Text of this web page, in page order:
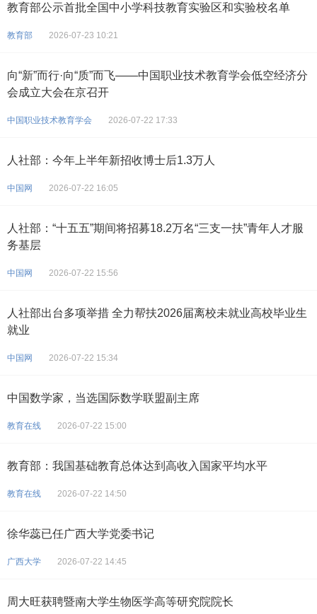
教育部公示首批全国中小学科技教育实验区和实验校名单
教育部 2026-07-23 10:21
向“新”而行·向“质”而飞——中国职业技术教育学会低空经济分
会成立大会在京召开
中国职业技术教育学会 2026-07-22 17:33
人社部：今年上半年新招收博士后1.3万人
中国网 2026-07-22 16:05
人社部：“十五五”期间将招募18.2万名“三支一扶”青年人才服
务基层
中国网 2026-07-22 15:56
人社部出台多项举措 全力帮扶2026届离校未就业高校毕业生
就业
中国网 2026-07-22 15:34
中国数学家，当选国际数学联盟副主席
教育在线 2026-07-22 15:00
教育部：我国基础教育总体达到高收入国家平均水平
教育在线 2026-07-22 14:50
徐华蕊已任广西大学党委书记
广西大学 2026-07-22 14:45
周大旺获聘暨南大学生物医学高等研究院院长